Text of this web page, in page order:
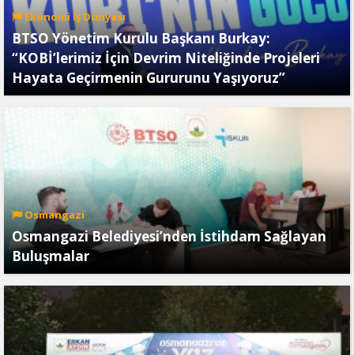
Ekonomi İş Dünyası
BTSO Yönetim Kurulu Başkanı Burkay:
“KOBİ’lerimiz İçin Devrim Niteliğinde Projeleri
Hayata Geçirmenin Gururunu Yaşıyoruz”
Osmangazi
Osmangazi Belediyesi’nden İstihdam Sağlayan
Buluşmalar